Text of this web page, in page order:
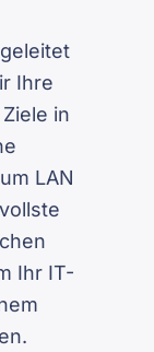
Ihre
in
LAN
Ihr IT-